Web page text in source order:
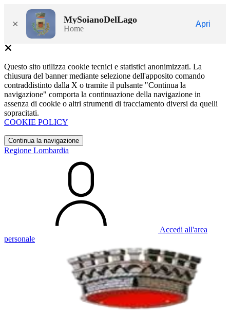
× MySoianoDelLago
Home
Apri
Questo sito utilizza cookie tecnici e statistici anonimizzati. La
chiusura del banner mediante selezione dell'apposito comando
contraddistinto dalla X o tramite il pulsante "Continua la
navigazione" comporta la continuazione della navigazione in
assenza di cookie o altri strumenti di tracciamento diversi da quelli
sopracitati.
COOKIE POLICY
Continua la navigazione
Regione Lombardia
Accedi all'area
personale